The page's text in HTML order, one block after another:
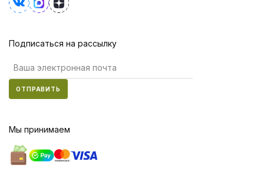
Подписаться на рассылку
ОТПРАВИТЬ
Мы принимаем